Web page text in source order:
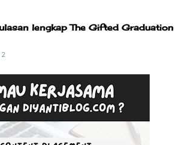
lengkap The Gifted Graduation
2